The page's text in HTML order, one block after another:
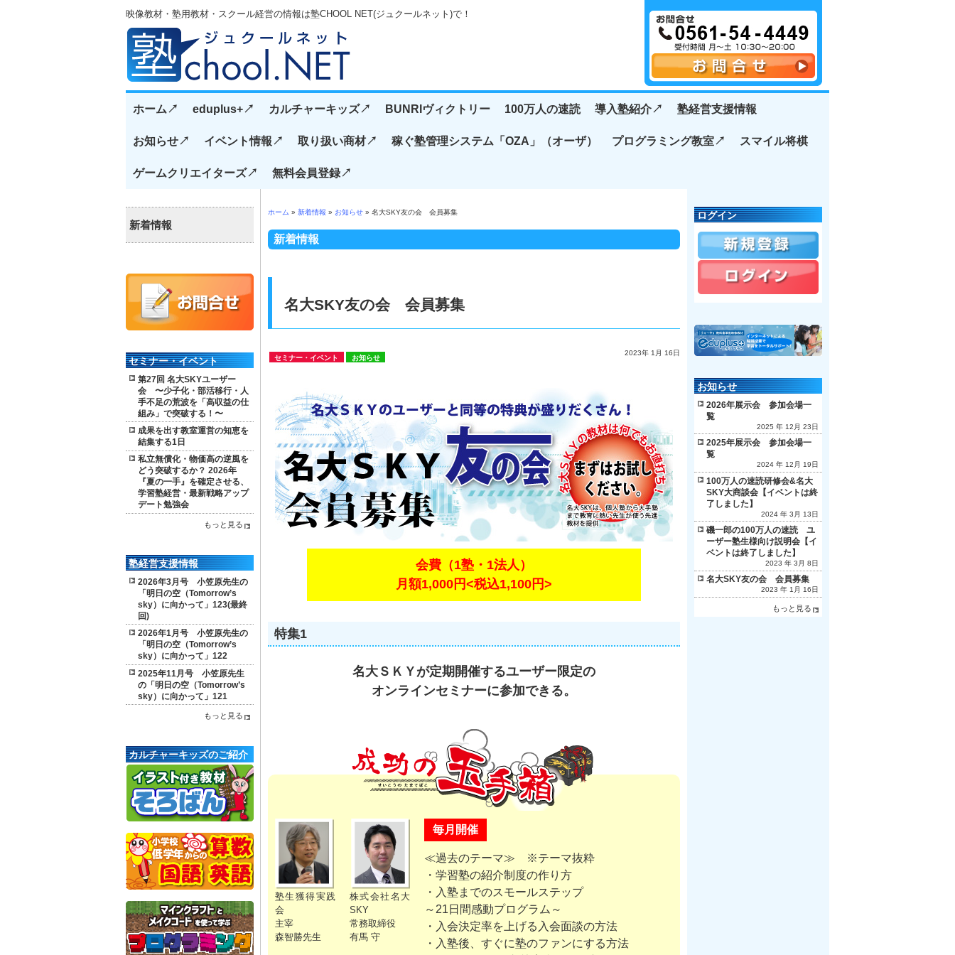
映像教材・塾用教材・スクール経営の情報は塾CHOOL NET(ジュクールネット)で！
ホーム↗️ eduplus+↗️ カルチャーキッズ↗️ BUNRIヴィクトリー 100万人の速読 導入塾紹介↗️ 塾経営支援情報
お知らせ↗️ イベント情報↗️ 取り扱い商材↗️ 稼ぐ塾管理システム「OZA」（オーザ） プログラミング教室↗️ スマイル将棋
ゲームクリエイターズ↗️ 無料会員登録↗️
ホーム » 新着情報 » お知らせ » 名大SKY友の会 会員募集
新着情報
名大SKY友の会 会員募集
セミナー・イベント お知らせ
2023年 1月 16日
会費（1塾・1法人）
月額1,000円<税込1,100円>
特集1
名大ＳＫＹが定期開催するユーザー限定の
オンラインセミナーに参加できる。
塾生獲得実践
会
主宰
森智勝先生
株式会社名大
SKY
常務取締役
有馬 守
毎月開催
≪過去のテーマ≫ ※テーマ抜粋
・学習塾の紹介制度の作り方
・入塾までのスモールステップ
～21日間感動プログラム～
・入会決定率を上げる入会面談の方法
・入塾後、すぐに塾のファンにする方法
新着情報
セミナー・イベント
第27回 名大SKYユーザー
会 〜少子化・部活移行・人
手不足の荒波を「高収益の仕
組み」で突破する！〜
成果を出す教室運営の知恵を
結集する1日
私立無償化・物価高の逆風を
どう突破するか？ 2026年
『夏の一手』を確定させる、
学習塾経営・最新戦略アップ
デート勉強会
もっと見る
塾経営支援情報
2026年3月号 小笠原先生の
「明日の空（Tomorrow’s
sky）に向かって」123(最終
回)
2026年1月号 小笠原先生の
「明日の空（Tomorrow’s
sky）に向かって」122
2025年11月号 小笠原先生
の「明日の空（Tomorrow’s
sky）に向かって」121
もっと見る
カルチャーキッズのご紹介
ログイン
お知らせ
2026年展示会 参加会場一
覧
2025 年 12月 23日
2025年展示会 参加会場一
覧
2024 年 12月 19日
100万人の速読研修会&名大
SKY大商談会【イベントは終
了しました】
2024 年 3月 13日
磯一郎の100万人の速読 ユ
ーザー塾生様向け説明会【イ
ベントは終了しました】
2023 年 3月 8日
名大SKY友の会 会員募集
2023 年 1月 16日
もっと見る